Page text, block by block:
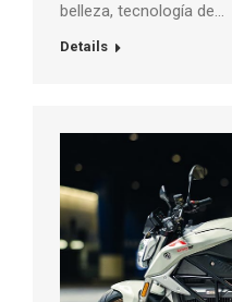
belleza, tecnología de…
Details